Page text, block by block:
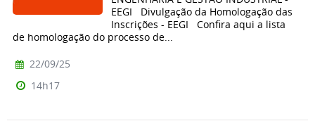
EEGI Divulgação da Homologação das
Inscrições - EEGI Confira aqui a lista
de homologação do processo de...
22/09/25
14h17